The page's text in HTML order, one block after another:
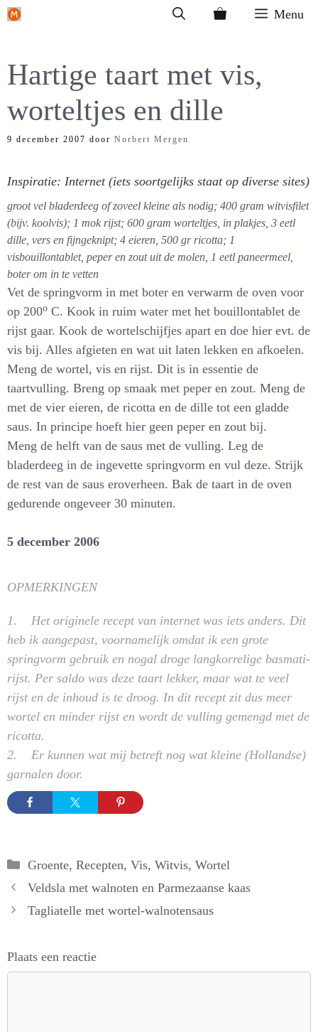
Ga
inhoud
Menu
Hartige taart met vis,
worteltjes en dille
9 december 2007 door Norbert Mergen
Inspiratie: Internet (iets soortgelijks staat op diverse sites)
groot vel bladerdeeg of zoveel kleine als nodig; 400 gram witvisfilet
(bijv. koolvis); 1 mok rijst; 600 gram worteltjes, in plakjes, 3 eetl
dille, vers en fijngeknipt; 4 eieren, 500 gr ricotta; 1
visbouillontablet, peper en zout uit de molen, 1 eetl paneermeel,
boter om in te vetten
Vet de springvorm in met boter en verwarm de oven voor
op 200o C. Kook in ruim water met het bouillontablet de
rijst gaar. Kook de wortelschijfjes apart en doe hier evt. de
vis bij. Alles afgieten en wat uit laten lekken en afkoelen.
Meng de wortel, vis en rijst. Dit is in essentie de
taartvulling. Breng op smaak met peper en zout. Meng de
met de vier eieren, de ricotta en de dille tot een gladde
saus. In principe hoeft hier geen peper en zout bij.
Meng de helft van de saus met de vulling. Leg de
bladerdeeg in de ingevette springvorm en vul deze. Strijk
de rest van de saus eroverheen. Bak de taart in de oven
gedurende ongeveer 30 minuten.
5 december 2006
OPMERKINGEN
1. Het originele recept van internet was iets anders. Dit
heb ik aangepast, voornamelijk omdat ik een grote
springvorm gebruik en nogal droge langkorrelige basmati-
rijst. Per saldo was deze taart lekker, maar wat te veel
rijst en de inhoud is te droog. In dit recept zit dus meer
wortel en minder rijst en wordt de vulling gemengd met de
ricotta.
2. Er kunnen wat mij betreft nog wat kleine (Hollandse)
garnalen door.
Categorieën
Groente, Recepten, Vis, Witvis, Wortel
Veldsla met walnoten en Parmezaanse kaas
Tagliatelle met wortel-walnotensaus
Plaats een reactie